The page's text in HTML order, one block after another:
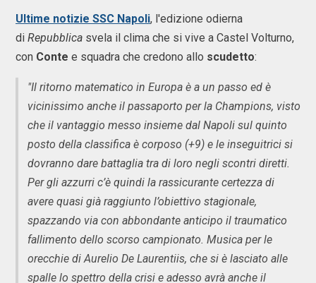
Ultime notizie SSC Napoli, l'edizione odierna
di Repubblica svela il clima che si vive a Castel Volturno,
con Conte e squadra che credono allo scudetto:
"Il ritorno matematico in Europa è a un passo ed è
vicinissimo anche il passaporto per la Champions, visto
che il vantaggio messo insieme dal Napoli sul quinto
posto della classifica è corposo (+9) e le inseguitrici si
dovranno dare battaglia tra di loro negli scontri diretti.
Per gli azzurri c’è quindi la rassicurante certezza di
avere quasi già raggiunto l’obiettivo stagionale,
spazzando via con abbondante anticipo il traumatico
fallimento dello scorso campionato. Musica per le
orecchie di Aurelio De Laurentiis, che si è lasciato alle
spalle lo spettro della crisi e adesso avrà anche il